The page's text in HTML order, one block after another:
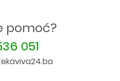
pomoć?
051